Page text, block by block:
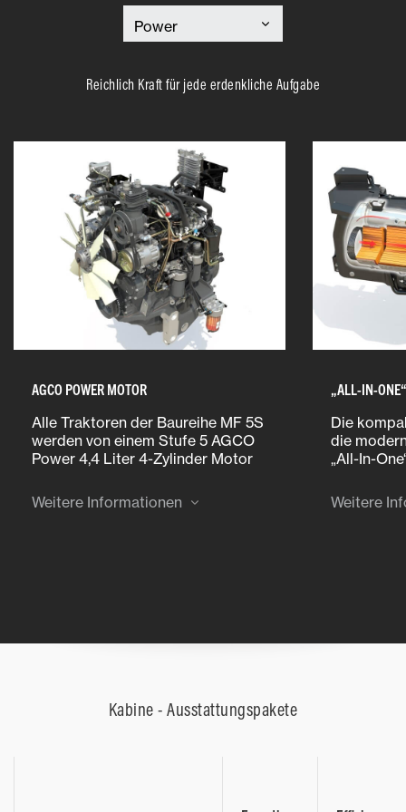
Reichlich Kraft für jede erdenkliche Aufgabe
AGCO POWER MOTOR
Alle Traktoren der Baureihe MF 5S
werden von einem Stufe 5 AGCO
Power 4,4 Liter 4-Zylinder Motor
Leistung von 105 bis 145 PS und
bis zu 550 Nm Drehmoment
Weitere Informationen
„ALL-IN-
Die
die
„All-In-
Weitere
Kabine - Ausstattungspakete